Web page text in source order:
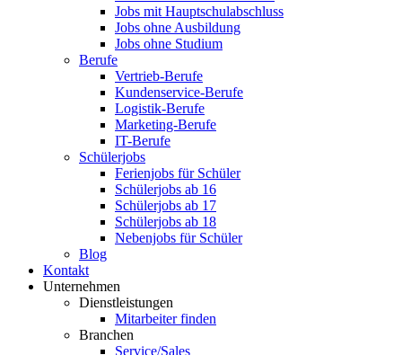
Jobs mit Hauptschulabschluss
Jobs ohne Ausbildung
Jobs ohne Studium
Berufe
Vertrieb-Berufe
Kundenservice-Berufe
Logistik-Berufe
Marketing-Berufe
IT-Berufe
Schülerjobs
Ferienjobs für Schüler
Schülerjobs ab 16
Schülerjobs ab 17
Schülerjobs ab 18
Nebenjobs für Schüler
Blog
Kontakt
Unternehmen
Dienstleistungen
Mitarbeiter finden
Branchen
Service/Sales